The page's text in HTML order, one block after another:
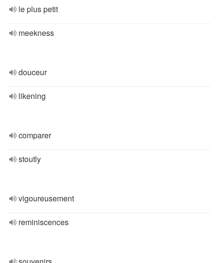
le plus petit
meekness
douceur
likening
comparer
stoutly
vigoureusement
reminiscences